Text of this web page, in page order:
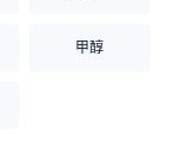
甲醇